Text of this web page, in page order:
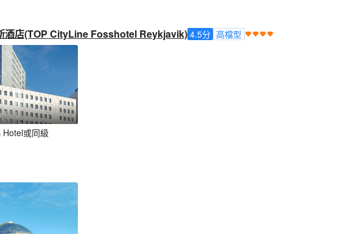
酒店(TOP CityLine Fosshotel Reykjavik) 4.5分 高檔型
或同級